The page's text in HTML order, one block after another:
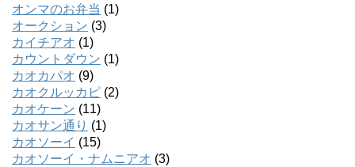
オンマのお弁当 (1)
オークション (3)
カイチアオ (1)
カウントダウン (1)
カオカパオ (9)
カオクルッカピ (2)
カオケーン (11)
カオサン通り (1)
カオソーイ (15)
カオソーイ・ナムニアオ (3)